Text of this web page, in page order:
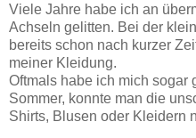
Viele Jahre habe ich an
Achseln gelitten. Bei der
bereits schon nach kurzer
meiner Kleidung.
Oftmals habe ich mich sogar
Sommer, konnte man die
Shirts, Blusen oder Kleidern